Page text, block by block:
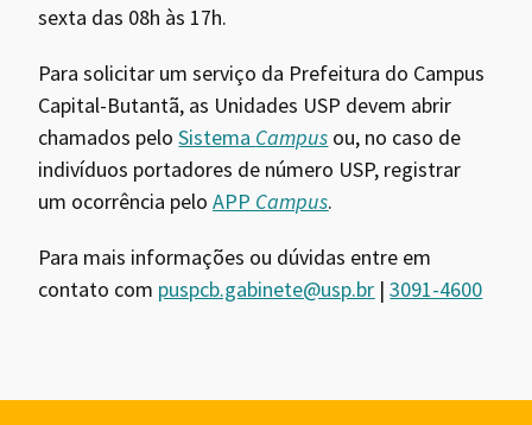
sexta das 08h às 17h.
Para solicitar um serviço da Prefeitura do Campus
Capital-Butantã, as Unidades USP devem abrir
chamados pelo Sistema Campus ou, no caso de
indivíduos portadores de número USP, registrar
um ocorrência peloAPP Campus.
Para mais informações ou dúvidas entre em
contato com puspcb.gabinete@usp.br |3091-4600